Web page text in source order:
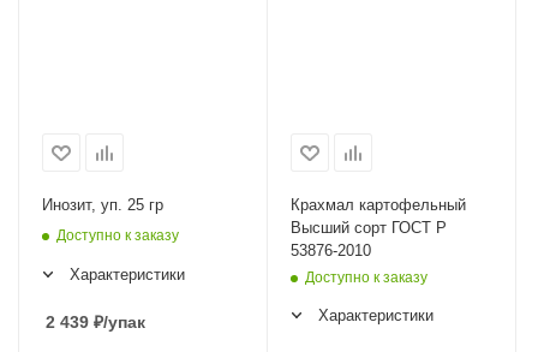
Инозит, уп. 25 гр
Доступно к заказу
Характеристики
2 439 ₽/упак
Крахмал картофельный
Высший сорт ГОСТ Р
53876-2010
Доступно к заказу
Характеристики